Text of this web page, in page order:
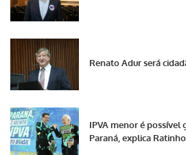
Renato Adur será
IPVA menor é possível
Paraná, explica